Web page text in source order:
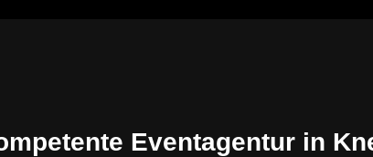
Eventagentur in